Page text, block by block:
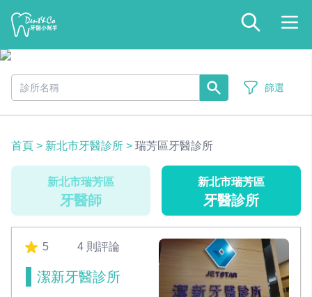
篩選
首頁 > 新北市牙醫診所 > 瑞芳區牙醫診所
新北市瑞芳區
牙醫師
新北市瑞芳區
牙醫診所
5 4 則評論
潔新牙醫診所